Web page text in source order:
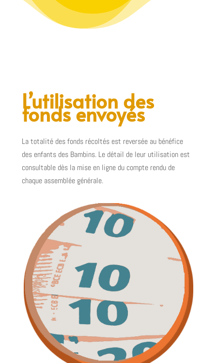
L’utilisation des
fonds envoyés
La totalité des fonds récoltés est reversée au bénéfice
des enfants des Bambins. Le détail de leur utilisation est
consultable dès la mise en ligne du compte rendu de
chaque assemblée générale.